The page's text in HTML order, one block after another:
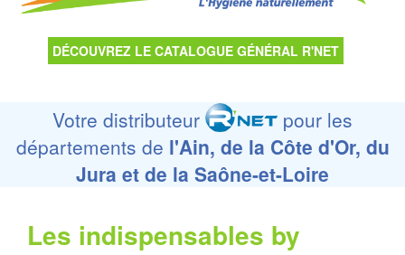
DÉCOUVREZ LE CATALOGUE GÉNÉRAL R'NET
Votre distributeur
pour les
départements de l'Ain, de la Côte d'Or, du
Jura et de la Saône-et-Loire
Les indispensables by